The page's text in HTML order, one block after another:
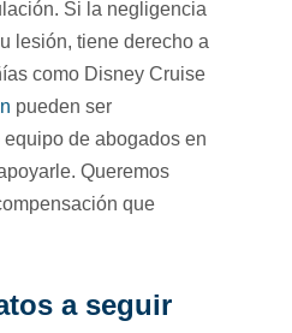
Si la negligencia
lesión, tiene derecho a
como Disney Cruise
pueden ser
de abogados en
Queremos
que
a seguir